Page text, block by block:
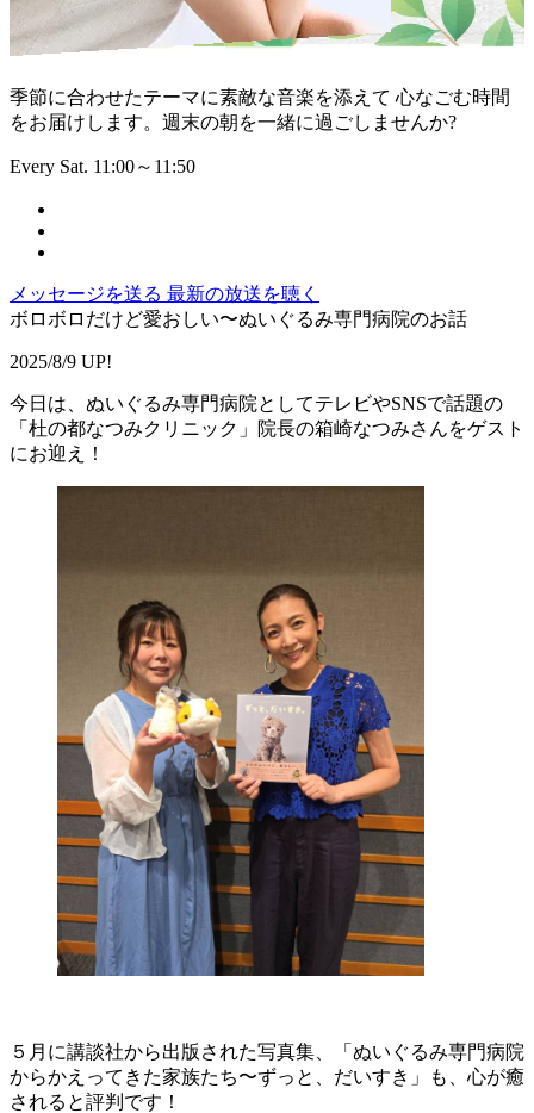
季節に合わせたテーマに素敵な音楽を添えて 心なごむ時間
をお届けします。週末の朝を一緒に過ごしませんか?
Every Sat. 11:00～11:50
メッセージを送る 最新の放送を聴く
ボロボロだけど愛おしい〜ぬいぐるみ専門病院のお話
2025/8/9 UP!
今日は、ぬいぐるみ専門病院としてテレビやSNSで話題の
「杜の都なつみクリニック」院長の箱崎なつみさんをゲスト
にお迎え！
５月に講談社から出版された写真集、「ぬいぐるみ専門病院
からかえってきた家族たち〜ずっと、だいすき」も、心が癒
されると評判です！